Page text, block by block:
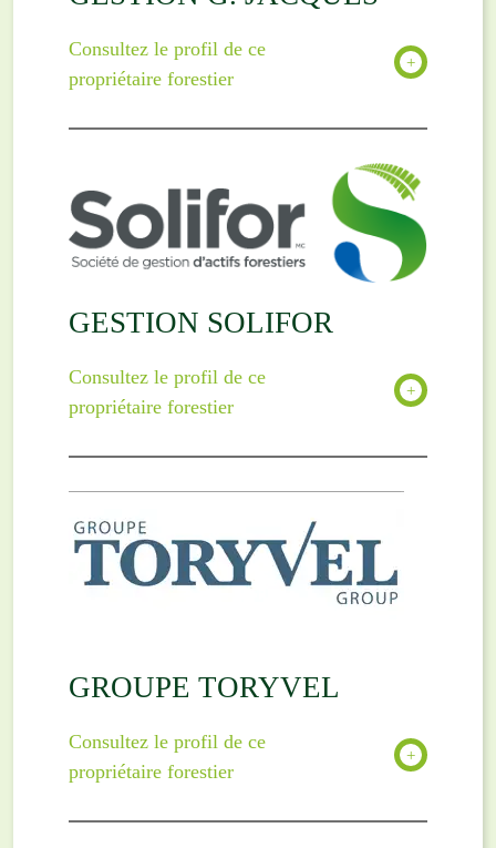
Consultez le profil de ce
propriétaire forestier
GESTION SOLIFOR
Consultez le profil de ce
propriétaire forestier
GROUPE TORYVEL
Consultez le profil de ce
propriétaire forestier